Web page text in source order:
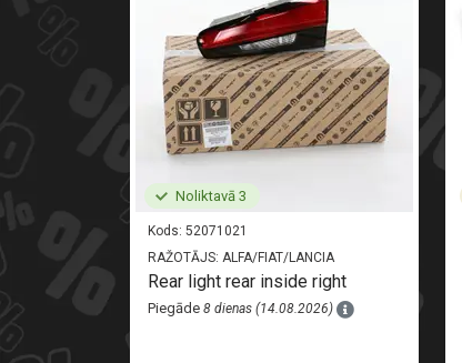
Noliktavā 3
Kods: 52071021
RAŽOTĀJS: ALFA/FIAT/LANCIA
Rear light rear inside right
Piegāde 8 dienas (14.08.2026)